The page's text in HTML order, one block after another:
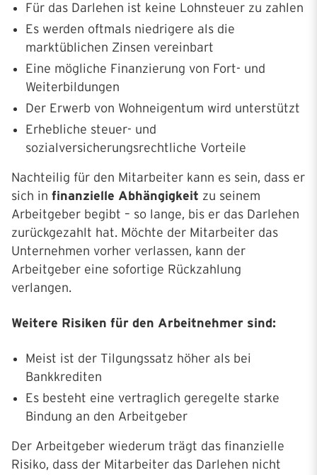
Für das Darlehen ist keine Lohnsteuer zu zahlen
Es werden oftmals niedrigere als die
marktüblichen Zinsen vereinbart
Eine mögliche Finanzierung von Fort- und
Weiterbildungen
Der Erwerb von Wohneigentum wird unterstützt
Erhebliche steuer- und
sozialversicherungsrechtliche Vorteile
Nachteilig für den Mitarbeiter kann es sein, dass er
sich in finanzielle Abhängigkeit zu seinem
Arbeitgeber begibt – so lange, bis er das Darlehen
zurückgezahlt hat. Möchte der Mitarbeiter das
Unternehmen vorher verlassen, kann der
Arbeitgeber eine sofortige Rückzahlung
verlangen.
Weitere Risiken für den Arbeitnehmer sind:
Meist ist der Tilgungssatz höher als bei
Bankkrediten
Es besteht eine vertraglich geregelte starke
Bindung an den Arbeitgeber
Der Arbeitgeber wiederum trägt das finanzielle
Risiko, dass der Mitarbeiter das Darlehen nicht